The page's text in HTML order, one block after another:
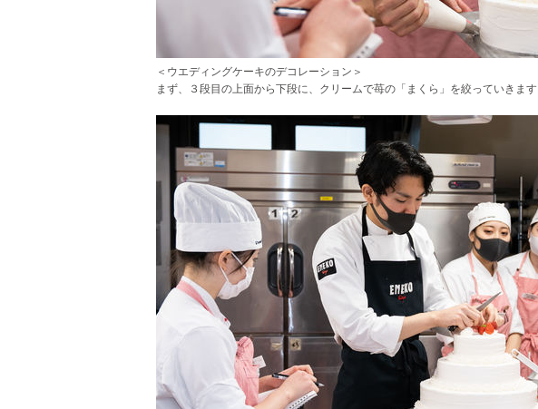
＜ウエディングケーキのデコレーション＞
まず、３段目の上面から下段に、クリームで苺の「まくら」を絞っていきます